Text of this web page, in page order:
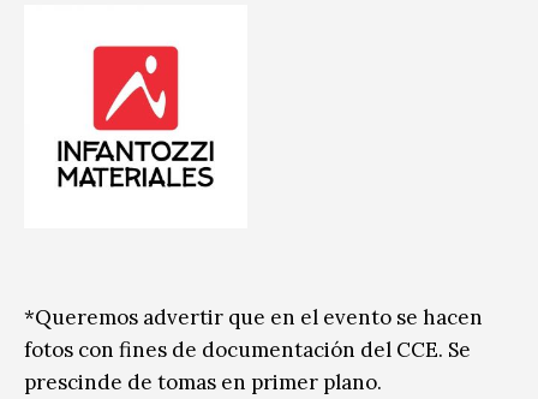
*Queremos advertir que en el evento se hacen
fotos con fines de documentación del CCE. Se
prescinde de tomas en primer plano.